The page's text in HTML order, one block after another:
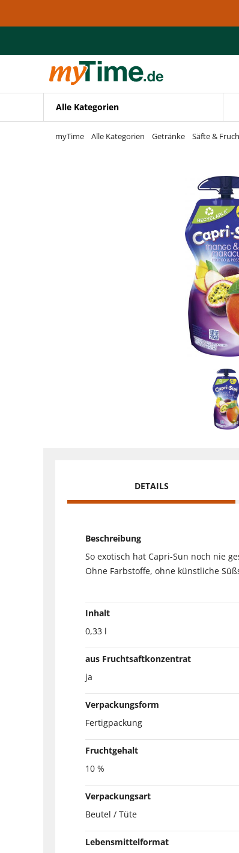
Zur Navigation springen
Alle Kategorien
myTime Alle Kategorien Getränke Säfte &
DETAILS
Beschreibung
So exotisch hat Capri-Sun noch nie
Ohne Farbstoffe, ohne künstliche
Inhalt
0,33 l
aus Fruchtsaftkonzentrat
ja
Verpackungsform
Fertigpackung
Fruchtgehalt
10 %
Verpackungsart
Beutel / Tüte
Lebensmittelformat